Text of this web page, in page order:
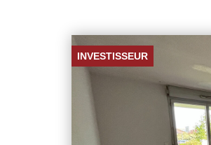
copropriété. Deux places de stationnement complètent ce bien rare sur le secteur. À
visiter sans tarder !
INVESTISSEUR